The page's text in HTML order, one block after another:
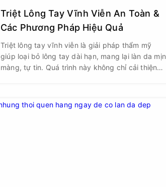
Triệt Lông Tay Vĩnh Viễn An Toàn &
Các Phương Pháp Hiệu Quả
Triệt lông tay vĩnh viễn là giải pháp thẩm mỹ
giúp loại bỏ lông tay dài hạn, mang lại làn da mịn
màng, tự tin. Quá trình này không chỉ cải thiện